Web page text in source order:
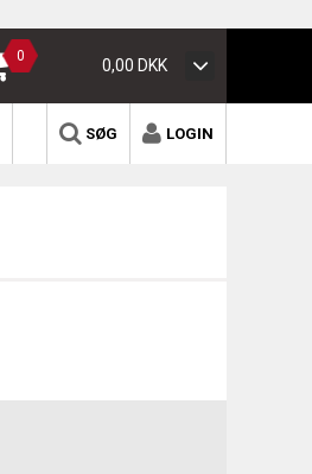
0 0,00 DKK
LOGIN
SØG